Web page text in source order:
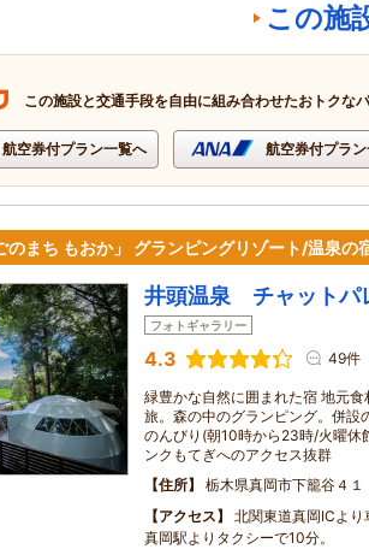
この施
この施設と交通手段を自由に組み合わせたおトクな
航空券付プラン一覧へ 航空券付プラ
のまち もおか」 グランピングリゾート/温泉の
井頭温泉 チャットパ
フォトギャラリー
4.3 49件
緑豊かな自然に囲まれた宿 地元
旅。森の中のグランピング。併設
のんびり(朝10時から23時/火曜休
ンクもてぎへのアクセス抜群
住所
栃木県真岡市下籠谷４１
アクセス
北関東道真岡ICよ
真岡駅よりタクシーで10分。